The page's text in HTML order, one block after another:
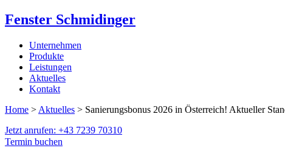
Fenster Schmidinger
Unternehmen
Produkte
Leistungen
Aktuelles
Kontakt
Home > Aktuelles > Sanierungsbonus 2026 in Österreich! Aktueller
Jetzt anrufen: +43 7239 70310
Termin buchen